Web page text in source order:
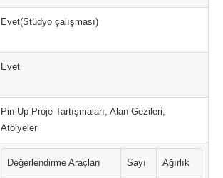
Evet(Stüdyo çalışması)
Evet
Pin-Up Proje Tartışmaları, Alan Gezileri,
Atölyeler
Değerlendirme Araçları Sayı Ağırlık